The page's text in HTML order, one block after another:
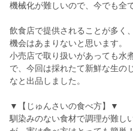
機械化が難しいので、今でも全
飲食店で提供されることが多く
機会はあまりないと思います。
小売店で取り扱いがあっても水
で、今回は採れたて新鮮な生の
なと出品しました。
▼【じゅんさいの食べ方】▼
馴染みのない食材で調理が難し